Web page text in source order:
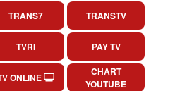
TRANS7 TRANSTV
TVRI PAY TV
ONLINE
CHART
YOUTUBE